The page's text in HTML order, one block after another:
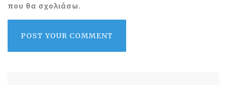
που θα σχολιάσω.